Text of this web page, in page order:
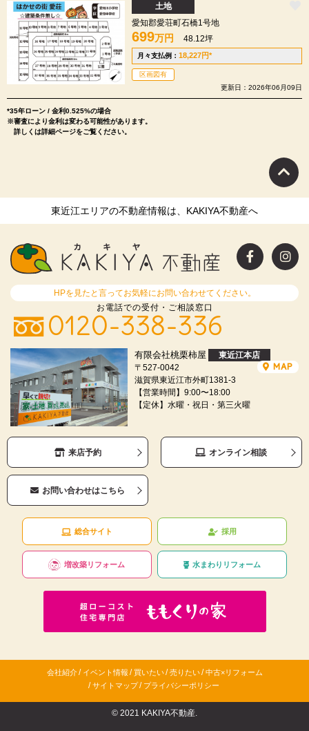
土地
愛知郡愛荘町石橋1号地
699万円 48.12坪
月々支払例：18,227円*
区画図有
更新日：2026年06月09日
*35年ローン / 金利0.525%の場合
※審査により金利は変わる可能性があります。
詳しくは詳細ページをご覧ください。
東近江エリアの不動産情報は、KAKIYA不動産へ
HPを見たと言ってお気軽にお問い合わせてください。
お電話での受付・ご相談窓口
0120-338-336
有限会社桃栗柿屋
東近江本店
〒527-0042
滋賀県東近江市外町1381-3
【営業時間】9:00〜18:00
【定休】水曜・祝日・第三火曜
MAP
来店予約 オンライン相談
お問い合わせはこちら
総合サイト 採用
増改築リフォーム 水まわりリフォーム
会社紹介 / イベント情報 / 買いたい / 売りたい / 中古×リフォーム
/ サイトマップ / プライバシーポリシー
© 2021 KAKIYA不動産.